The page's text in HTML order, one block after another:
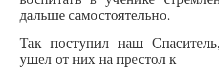
дальше самостоятельно.
Так поступил наш
ушел от них на престол к